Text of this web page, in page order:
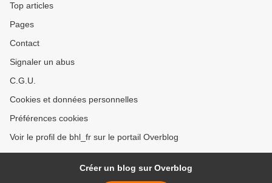
Top articles
Pages
Contact
Signaler un abus
C.G.U.
Cookies et données personnelles
Préférences cookies
Voir le profil de bhl_fr sur le portail Overblog
Créer un blog sur Overblog